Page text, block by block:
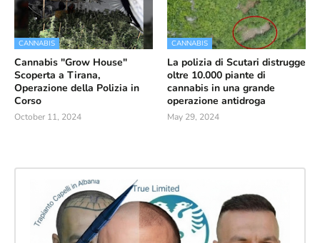
CANNABIS
Cannabis "Grow House"
Scoperta a Tirana,
Operazione della Polizia in
Corso
October 11, 2024
CANNABIS
La polizia di Scutari distrugge
oltre 10.000 piante di
cannabis in una grande
operazione antidroga
May 29, 2024